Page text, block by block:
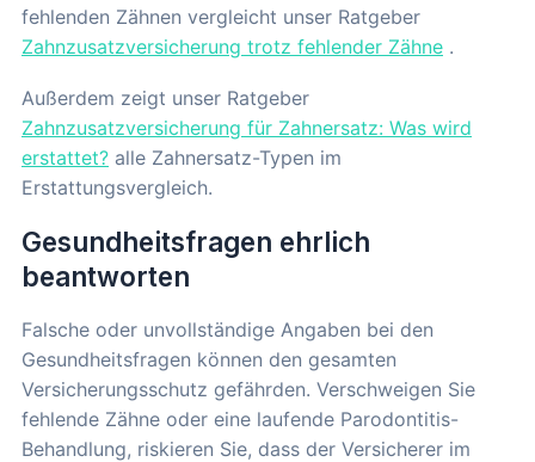
fehlenden Zähnen vergleicht unser Ratgeber
Zahnzusatzversicherung trotz fehlender Zähne .
Außerdem zeigt unser Ratgeber
Zahnzusatzversicherung für Zahnersatz: Was wird
erstattet? alle Zahnersatz-Typen im
Erstattungsvergleich.
Gesundheitsfragen ehrlich
beantworten
Falsche oder unvollständige Angaben bei den
Gesundheitsfragen können den gesamten
Versicherungsschutz gefährden. Verschweigen Sie
fehlende Zähne oder eine laufende Parodontitis-
Behandlung, riskieren Sie, dass der Versicherer im